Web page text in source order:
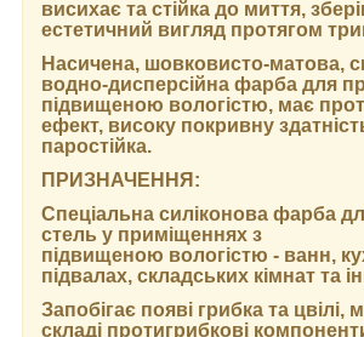
висихає та стійка до миття,
естетичний вигляд протягом
Насичена, шовковисто-матова,
водно-дисперсійна фарба для
підвищеною вологістю, має
ефект, високу покривну
паростійка.
ПРИЗНАЧЕННЯ:
Спеціальна силіконова фарба
стель у приміщеннях з
підвищеною вологістю - ванн,
підвалах, складських кімнат та
Запобігає появі грибка та цвілі,
складі протигрибкові